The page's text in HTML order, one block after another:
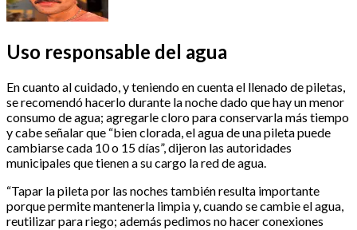
Uso responsable del agua
En cuanto al cuidado, y teniendo en cuenta el llenado de piletas,
se recomendó hacerlo durante la noche dado que hay un menor
consumo de agua; agregarle cloro para conservarla más tiempo
y cabe señalar que “bien clorada, el agua de una pileta puede
cambiarse cada 10 o 15 días”, dijeron las autoridades
municipales que tienen a su cargo la red de agua.
“Tapar la pileta por las noches también resulta importante
porque permite mantenerla limpia y, cuando se cambie el agua,
reutilizar para riego; además pedimos no hacer conexiones